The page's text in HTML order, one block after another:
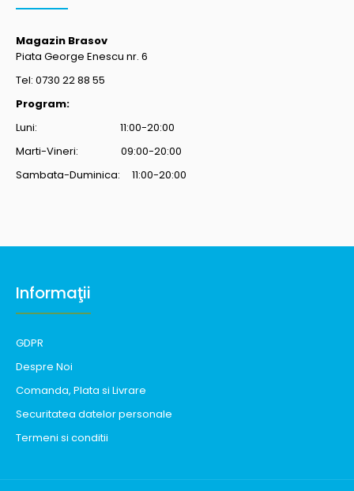
Magazin Brasov
Piata George Enescu nr. 6
Tel: 0730 22 88 55
Program:
Luni: 11:00-20:00
Marti-Vineri: 09:00-20:00
Sambata-Duminica: 11:00-20:00
Informaţii
GDPR
Despre Noi
Comanda, Plata si Livrare
Securitatea datelor personale
Termeni si conditii